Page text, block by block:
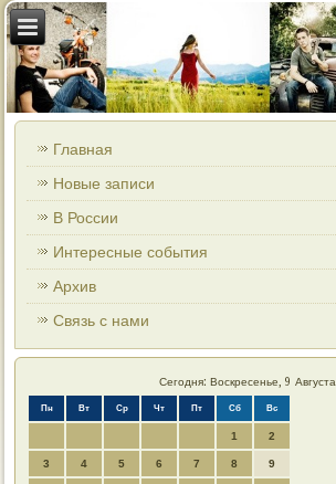
Главная
Новые записи
В России
Интересные события
Архив
Связь с нами
Сегодня: Воскресенье, 9 Августа
Пн Вт Ср Чт Пт Сб Вс
1 2
3 4 5 6 7 8 9